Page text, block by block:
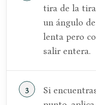
tira de la
un ángulo
lenta pero
salir entera.
Si